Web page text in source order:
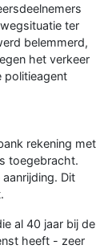
ter
belemmerd,
het verkeer
politieagent
rekening met
toegebracht.
Dit
al 40 jaar bij de
heeft - zeer